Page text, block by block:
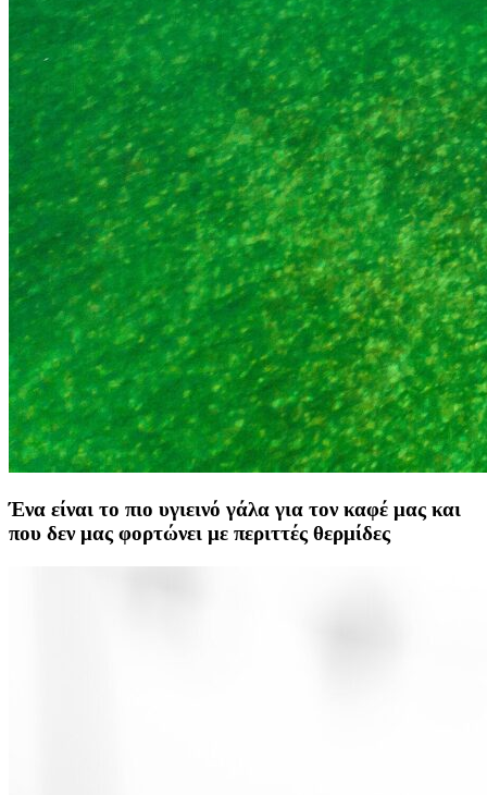
Ένα είναι το πιο υγιεινό γάλα για τον καφέ μας και
που δεν μας φορτώνει με περιττές θερμίδες